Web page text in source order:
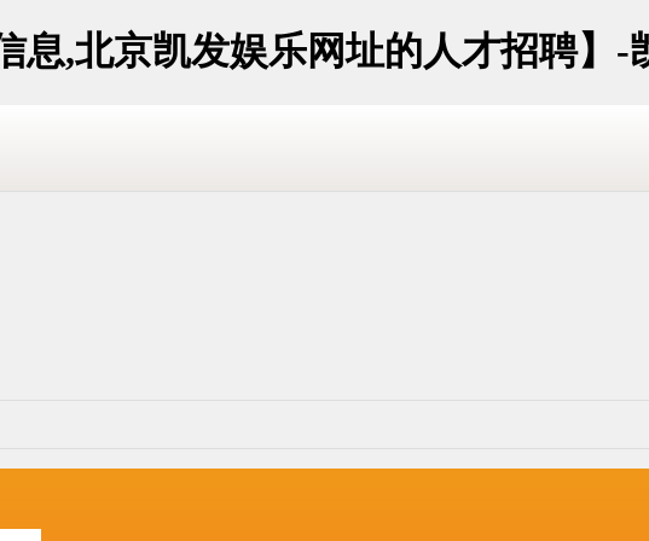
息,北京凯发娱乐网址的人才招聘】-